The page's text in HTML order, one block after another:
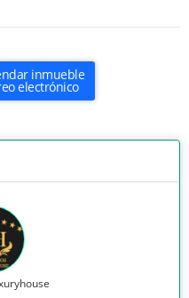
inmueble
electrónico